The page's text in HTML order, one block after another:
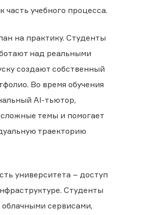
часть учебного процесса.
на практику. Студенты
над реальными
создают собственный
Во время обучения
AI-тьютор,
темы и помогает
траекторию
университета – доступ
Студенты
облачными сервисами,